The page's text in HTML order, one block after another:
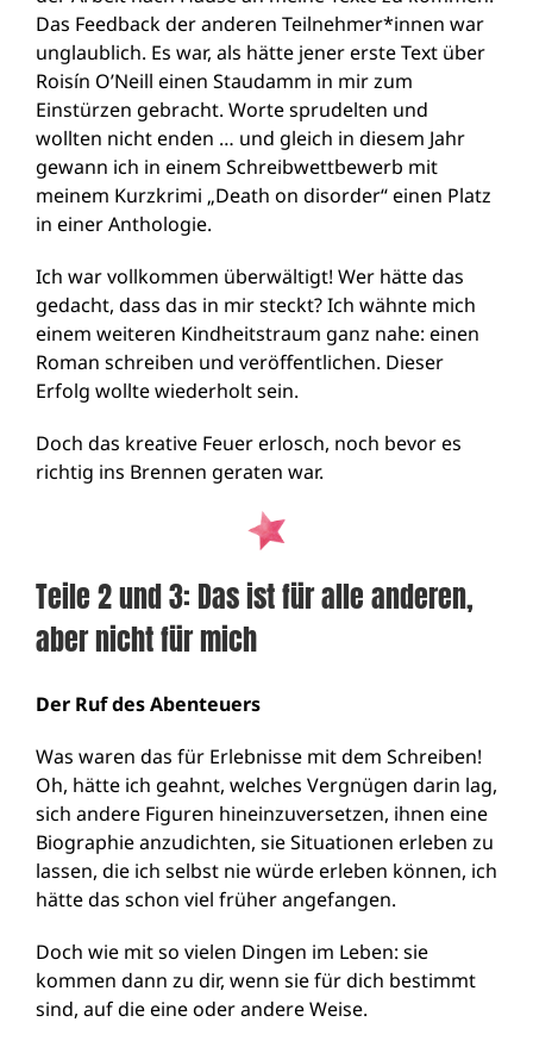
Das Feedback der anderen Teilnehmer*innen war
unglaublich. Es war, als hätte jener erste Text über
Roisín O’Neill einen Staudamm in mir zum
Einstürzen gebracht. Worte sprudelten und
wollten nicht enden … und gleich in diesem Jahr
gewann ich in einem Schreibwettbewerb mit
meinem Kurzkrimi „Death on disorder“ einen Platz
in einer Anthologie.
Ich war vollkommen überwältigt! Wer hätte das
gedacht, dass das in mir steckt? Ich wähnte mich
einem weiteren Kindheitstraum ganz nahe: einen
Roman schreiben und veröffentlichen. Dieser
Erfolg wollte wiederholt sein.
Doch das kreative Feuer erlosch, noch bevor es
richtig ins Brennen geraten war.
Teile 2 und 3: Das ist für alle anderen,
aber nicht für mich
Der Ruf des Abenteuers
Was waren das für Erlebnisse mit dem Schreiben!
Oh, hätte ich geahnt, welches Vergnügen darin lag,
sich andere Figuren hineinzuversetzen, ihnen eine
Biographie anzudichten, sie Situationen erleben zu
lassen, die ich selbst nie würde erleben können, ich
hätte das schon viel früher angefangen.
Doch wie mit so vielen Dingen im Leben: sie
kommen dann zu dir, wenn sie für dich bestimmt
sind, auf die eine oder andere Weise.